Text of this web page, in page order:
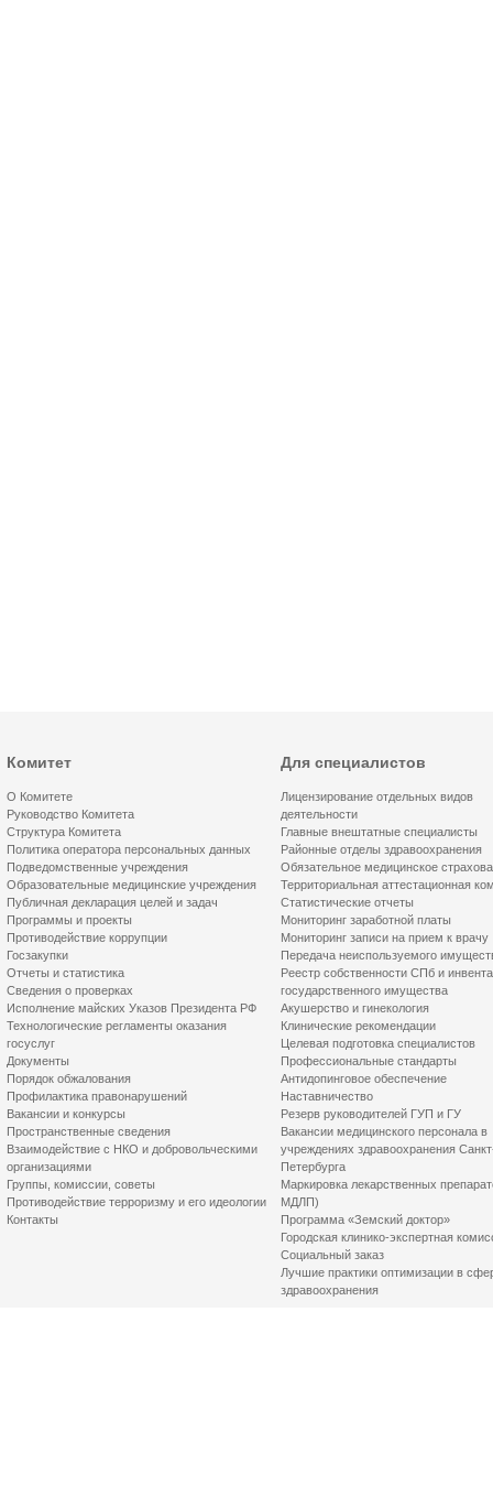
Комитет
О Комитете
Руководство Комитета
Структура Комитета
Политика оператора персональных данных
Подведомственные учреждения
Образовательные медицинские учреждения
Публичная декларация целей и задач
Программы и проекты
Противодействие коррупции
Госзакупки
Отчеты и статистика
Сведения о проверках
Исполнение майских Указов Президента РФ
Технологические регламенты оказания
госуслуг
Документы
Порядок обжалования
Профилактика правонарушений
Вакансии и конкурсы
Пространственные сведения
Взаимодействие с НКО и добровольческими
организациями
Группы, комиссии, советы
Противодействие терроризму и его идеологии
Контакты
Для специалистов
Лицензирование отдельных видов
деятельности
Главные внештатные специалисты
Районные отделы здравоохранения
Обязательное медицинское
Территориальная аттестационная
Статистические отчеты
Мониторинг заработной платы
Мониторинг записи на прием к врачу
Передача неиспользуемого
Реестр собственности СПб и
государственного имущества
Акушерство и гинекология
Клинические рекомендации
Целевая подготовка специалистов
Профессиональные стандарты
Антидопинговое обеспечение
Наставничество
Резерв руководителей ГУП и ГУ
Вакансии медицинского персонала в
учреждениях здравоохранения
Петербурга
Маркировка лекарственных
МДЛП)
Программа «Земский доктор»
Городская клинико-экспертная
Социальный заказ
Лучшие практики оптимизации в
здравоохранения